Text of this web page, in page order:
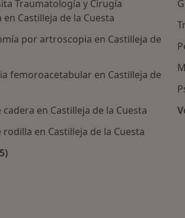
Traumatología y Cirugía
Castilleja de la Cuesta
por artroscopia en Castilleja de
femoroacetabular en Castilleja de
en Castilleja de la Cuesta
rodilla en Castilleja de la Cuesta